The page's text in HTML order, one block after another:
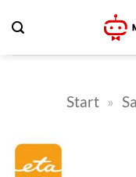
Inhalt
springen
Start »